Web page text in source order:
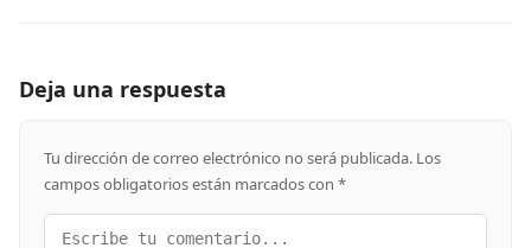
Deja una respuesta
Tu dirección de correo electrónico no será publicada. Los
campos obligatorios están marcados con *